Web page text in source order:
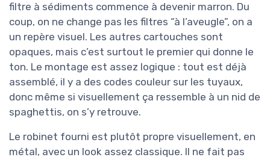
filtre à sédiments commence à devenir marron. Du
coup, on ne change pas les filtres “à l’aveugle”, on a
un repère visuel. Les autres cartouches sont
opaques, mais c’est surtout le premier qui donne le
ton. Le montage est assez logique : tout est déjà
assemblé, il y a des codes couleur sur les tuyaux,
donc même si visuellement ça ressemble à un nid de
spaghettis, on s’y retrouve.
Le robinet fourni est plutôt propre visuellement, en
métal, avec un look assez classique. Il ne fait pas